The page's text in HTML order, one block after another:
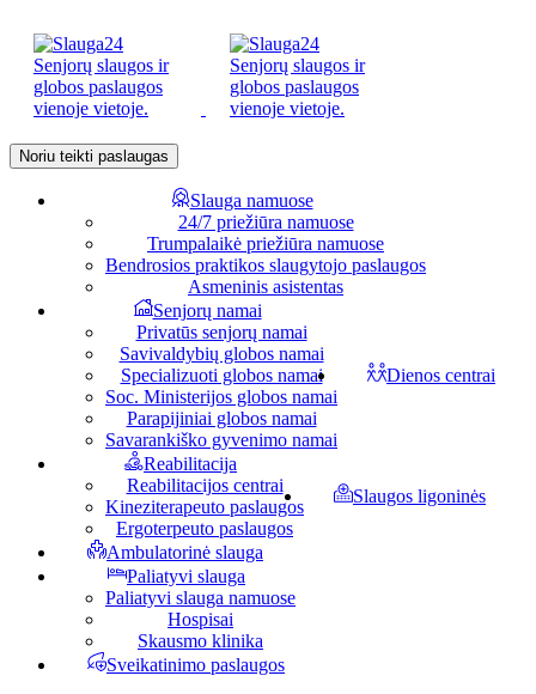
Noriu teikti paslaugas
Slauga namuose
24/7 priežiūra namuose
Trumpalaikė priežiūra namuose
Bendrosios praktikos slaugytojo paslaugos
Asmeninis asistentas
Senjorų namai
Privatūs senjorų namai
Savivaldybių globos namai
Specializuoti globos namai
Soc. Ministerijos globos namai
Parapijiniai globos namai
Savarankiško gyvenimo namai
Dienos centrai
Reabilitacija
Reabilitacijos centrai
Kineziterapeuto paslaugos
Ergoterpeuto paslaugos
Slaugos ligoninės
Ambulatorinė slauga
Paliatyvi slauga
Paliatyvi slauga namuose
Hospisai
Skausmo klinika
Sveikatinimo paslaugos